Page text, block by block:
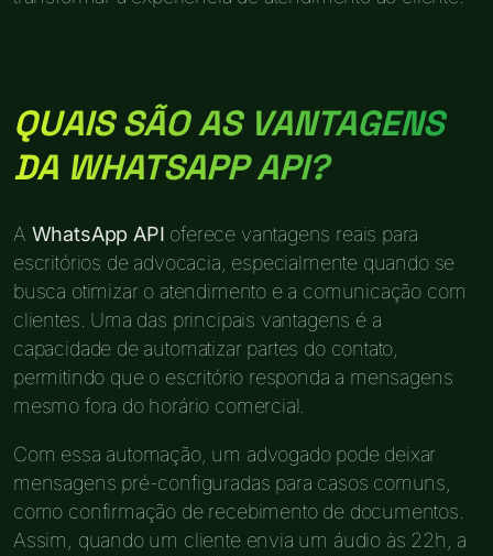
QUAIS SÃO AS VANTAGENS
DA WHATSAPP API?
A WhatsApp API oferece vantagens reais para
escritórios de advocacia, especialmente quando se
busca otimizar o atendimento e a comunicação com
clientes. Uma das principais vantagens é a
capacidade de automatizar partes do contato,
permitindo que o escritório responda a mensagens
mesmo fora do horário comercial.
Com essa automação, um advogado pode deixar
mensagens pré-configuradas para casos comuns,
como confirmação de recebimento de documentos.
Assim, quando um cliente envia um áudio às 22h, a